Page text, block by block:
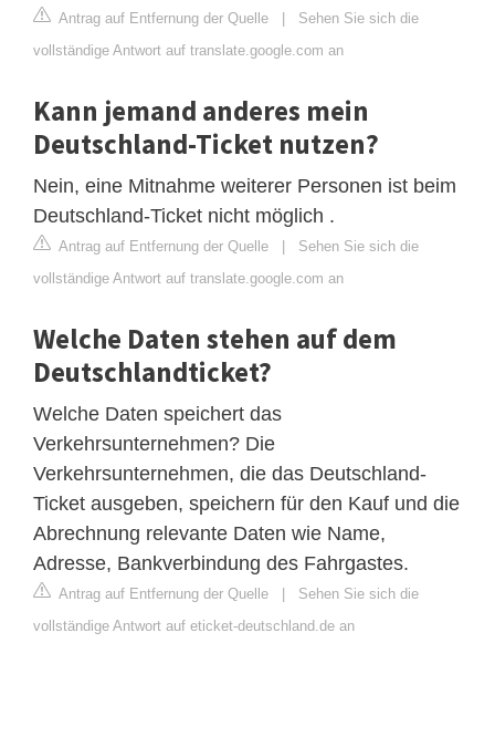
Antrag auf Entfernung der Quelle | Sehen Sie sich die
vollständige Antwort auf translate.google.com an
Kann jemand anderes mein
Deutschland-Ticket nutzen?
Nein, eine Mitnahme weiterer Personen ist beim
Deutschland-Ticket nicht möglich .
Antrag auf Entfernung der Quelle | Sehen Sie sich die
vollständige Antwort auf translate.google.com an
Welche Daten stehen auf dem
Deutschlandticket?
Welche Daten speichert das
Verkehrsunternehmen? Die
Verkehrsunternehmen, die das Deutschland-
Ticket ausgeben, speichern für den Kauf und die
Abrechnung relevante Daten wie Name,
Adresse, Bankverbindung des Fahrgastes.
Antrag auf Entfernung der Quelle | Sehen Sie sich die
vollständige Antwort auf eticket-deutschland.de an